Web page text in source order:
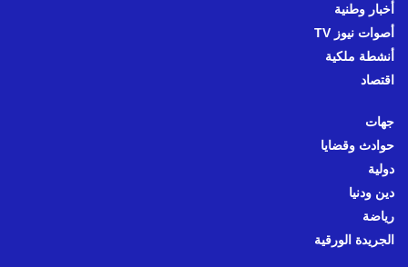
أخبار وطنية
أصوات نيوز TV
أنشطة ملكية
اقتصاد
جهات
حوادث وقضايا
دولية
دين ودنيا
رياضة
الجريدة الورقية